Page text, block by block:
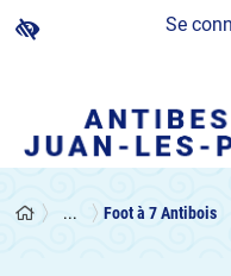
Se
... Foot à 7 Antibois